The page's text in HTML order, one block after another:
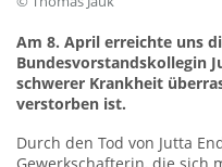
Am 8. April erreichte uns
Bundesvorstandskollegin
schwerer Krankheit
verstorben ist.
Durch den Tod von Jutta